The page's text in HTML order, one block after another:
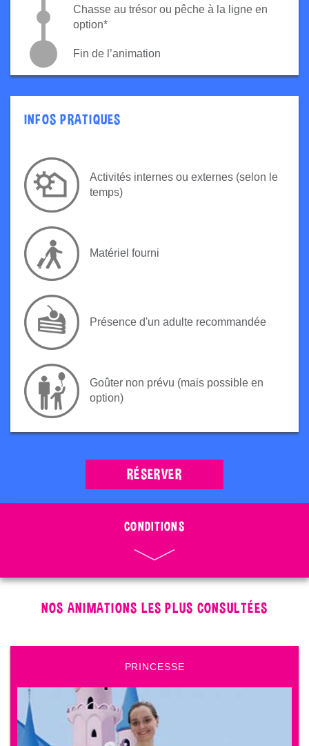
Chasse au trésor ou pêche à la ligne en
option*
Fin de l’animation
INFOS PRATIQUES
Activités internes ou externes (selon le
temps)
Matériel fourni
Présence d'un adulte recommandée
Goûter non prévu (mais possible en
option)
RÉSERVER
CONDITIONS
NOS ANIMATIONS LES PLUS CONSULTÉES
PRINCESSE